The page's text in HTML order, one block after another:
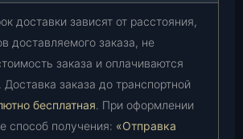
доставки зависят от расстояния,
доставляемого заказа, не
заказа и оплачиваются
Доставка заказа до транспортной
бесплатная. При оформлении
способ получения: «Отправка